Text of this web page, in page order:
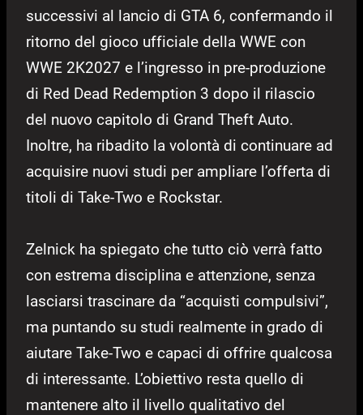
successivi al lancio di GTA 6, confermando il
ritorno del gioco ufficiale della WWE con
WWE 2K2027 e l’ingresso in pre-produzione
di Red Dead Redemption 3 dopo il rilascio
del nuovo capitolo di Grand Theft Auto.
Inoltre, ha ribadito la volontà di continuare ad
acquisire nuovi studi per ampliare l’offerta di
titoli di Take-Two e Rockstar.
Zelnick ha spiegato che tutto ciò verrà fatto
con estrema disciplina e attenzione, senza
lasciarsi trascinare da “acquisti compulsivi”,
ma puntando su studi realmente in grado di
aiutare Take-Two e capaci di offrire qualcosa
di interessante. L’obiettivo resta quello di
mantenere alto il livello qualitativo del